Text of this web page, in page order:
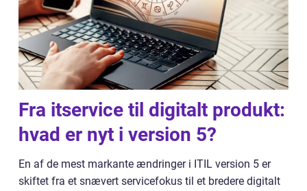
Fra itservice til digitalt produkt:
hvad er nyt i version 5?
En af de mest markante ændringer i ITIL version 5 er
skiftet fra et snævert servicefokus til et bredere digitalt